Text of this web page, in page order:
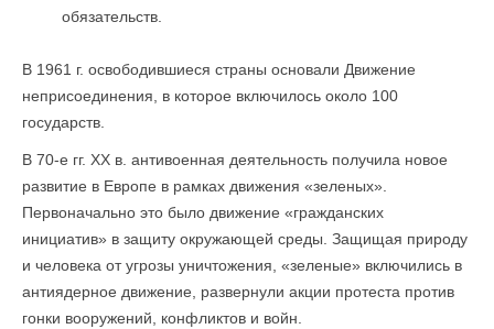
обязательств.
В 1961 г. освободившиеся страны основали Движение
неприсоединения, в которое включилось около 100
государств.
В 70-е гг. XX в. антивоенная деятельность получила новое
развитие в Европе в рамках движения «зеленых».
Первоначально это было движение «гражданских
инициатив» в защиту окружающей среды. Защищая природу
и человека от угрозы уничтожения, «зеленые» включились в
антиядерное движение, развернули акции протеста против
гонки вооружений, конфликтов и войн.